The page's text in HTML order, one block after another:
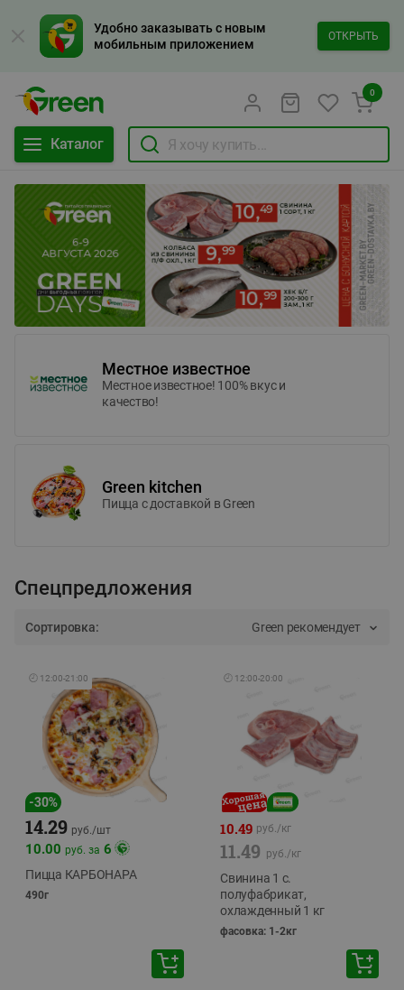
Удобно заказывать с новым
мобильным приложением
ОТКРЫТЬ
Каталог
0
Местное известное
Местное известное! 100% вкус и
качество!
Green kitchen
Пицца c доставкой в Green
Спецпредложения
Сортировка: Green рекомендует
🕘 12:00-21:00
-30%
14.29 руб./шт
10.00 руб. за 6
Пицца КАРБОНАРА
490г
🕘 12:00-20:00
10.49 руб./кг
11.49 руб./кг
Свинина 1 с.
полуфабрикат,
охлажденный 1 кг
фасовка: 1-2кг